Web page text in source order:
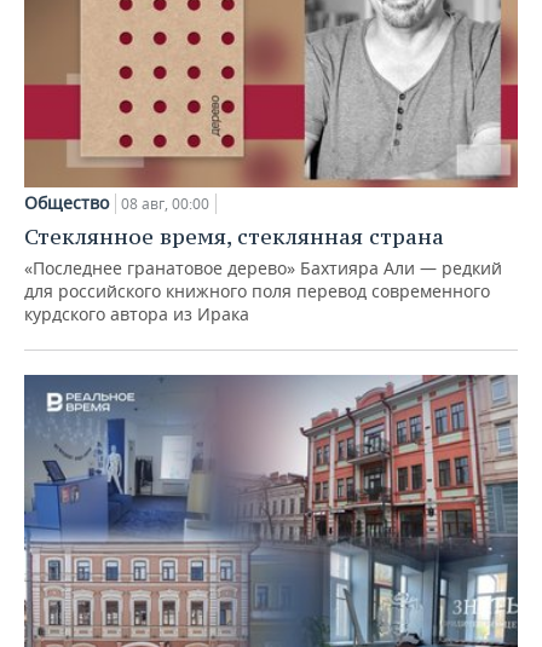
Общество 08 авг, 00:00
Стеклянное время, стеклянная страна
«Последнее гранатовое дерево» Бахтияра Али — редкий
для российского книжного поля перевод современного
курдского автора из Ирака